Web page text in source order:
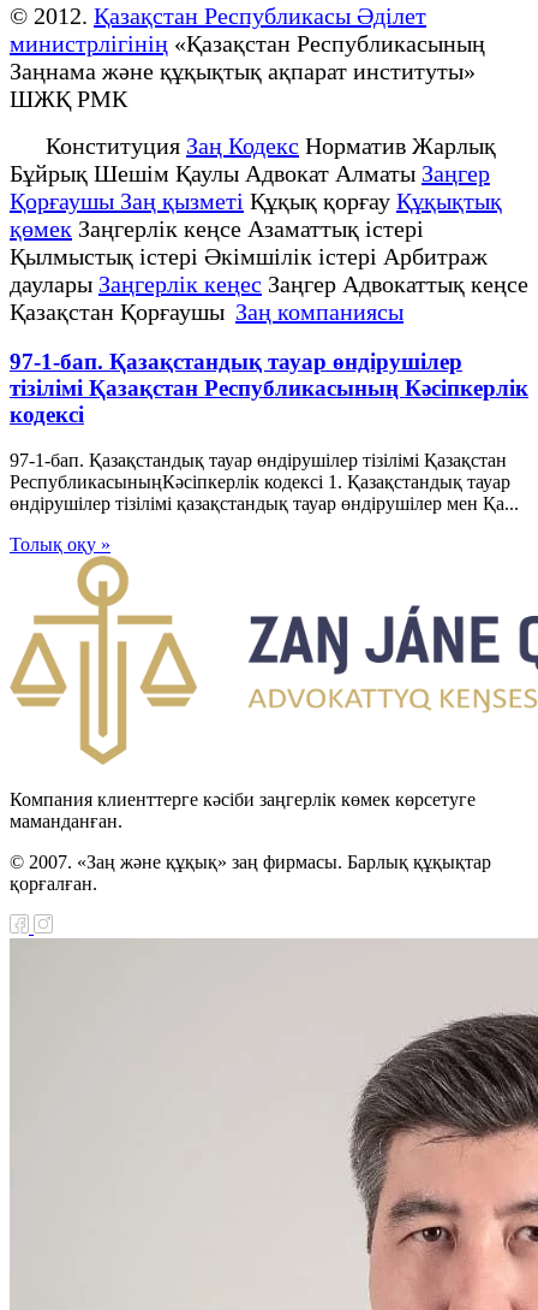
© 2012. Қазақстан Республикасы Әділет
министрлігінің «Қазақстан Республикасының
Заңнама және құқықтық ақпарат институты»
ШЖҚ РМК
Конституция Заң Кодекс Норматив Жарлық
Бұйрық Шешім Қаулы Адвокат Алматы Заңгер
Қорғаушы Заң қызметі Құқық қорғау Құқықтық
қөмек Заңгерлік кеңсе Азаматтық істері
Қылмыстық істері Әкімшілік істері Арбитраж
даулары Заңгерлік кеңес Заңгер Адвокаттық кеңсе
Қазақстан Қорғаушы Заң компаниясы
97-1-бап. Қазақстандық тауар өндірушілер
тізілімі Қазақстан Республикасының Кәсіпкерлік
кодексі
97-1-бап. Қазақстандық тауар өндірушілер тізілімі Қазақстан
РеспубликасыныңКәсіпкерлік кодексі 1. Қазақстандық тауар
өндірушілер тізілімі қазақстандық тауар өндірушілер мен Қа...
Толық оқу »
Компания клиенттерге кәсіби заңгерлік көмек көрсетуге
маманданған.
© 2007. «Заң және құқық» заң фирмасы. Барлық құқықтар
қорғалған.